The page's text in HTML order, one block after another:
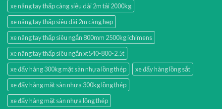
xe nâng tay thấp càng siêu dài 2m tải 2000kg
xe nâng tay thấp siêu dài 2m càng hẹp
xe nâng tay thấp siêu ngắn 800mm 2500kg ichimens
xe nâng tay thấp siêu ngắn xt540-800-2.5t
xe đẩy hàng 300kg mặt sàn nhựa lồng thép
xe đẩy hàng lồng sắt
xe đẩy hàng mặt sàn nhựa 300kg lồng thép
xe đẩy hàng mặt sàn nhựa lồng thép